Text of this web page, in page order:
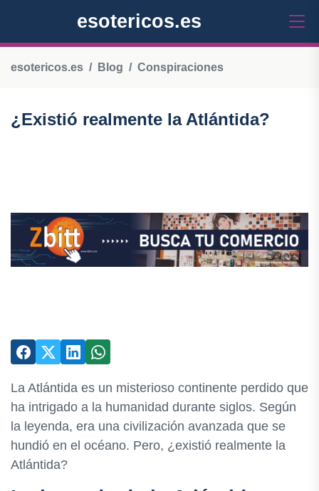
esotericos.es
esotericos.es Blog Conspiraciones
¿Existió realmente la Atlántida?
La Atlántida es un misterioso continente perdido que
ha intrigado a la humanidad durante siglos. Según
la leyenda, era una civilización avanzada que se
hundió en el océano. Pero, ¿existió realmente la
Atlántida?